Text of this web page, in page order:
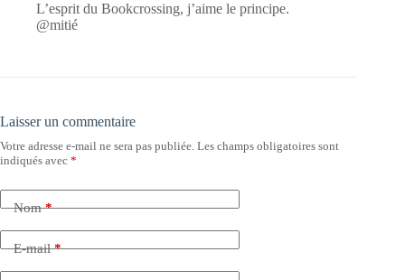
L’esprit du Bookcrossing, j’aime le principe.
@mitié
Laisser un commentaire
Votre adresse e-mail ne sera pas publiée. Les champs obligatoires sont
indiqués avec *
Nom*
E-mail*